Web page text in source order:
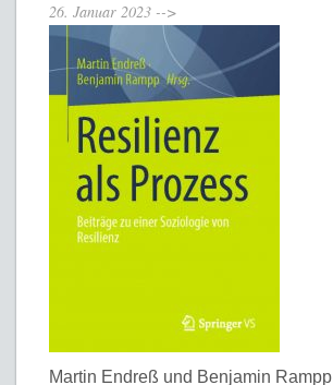
26. Januar 2023 -->
Martin Endreß und Benjamin Rampp